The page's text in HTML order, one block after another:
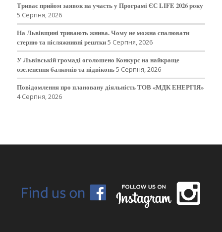
Триває прийом заявок на участь у Програмі ЄС LIFE 2026 року
5 Серпня, 2026
На Львівщині тривають жнива. Чому не можна спалювати
стерню та післяжнивні рештки5 Серпня, 2026
У Львівській громаді оголошено Конкурс на найкраще
озеленення балконів та підвіконь5 Серпня, 2026
Повідомлення про плановану діяльність ТОВ «МДК ЕНЕРГІЯ»
4 Серпня, 2026